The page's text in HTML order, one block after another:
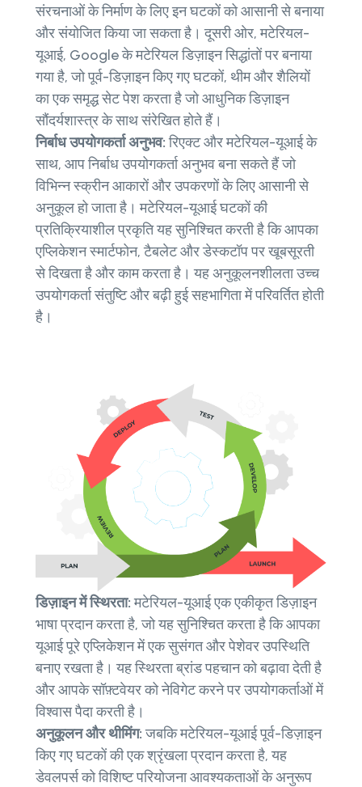
संरचनाओं के निर्माण के लिए इन घटकों को आसानी से बनाया
और संयोजित किया जा सकता है। दूसरी ओर, मटेरियल-
यूआई, Google के मटेरियल डिज़ाइन सिद्धांतों पर बनाया
गया है, जो पूर्व-डिज़ाइन किए गए घटकों, थीम और शैलियों
का एक समृद्ध सेट पेश करता है जो आधुनिक डिज़ाइन
सौंदर्यशास्त्र के साथ संरेखित होते हैं।
निर्बाध उपयोगकर्ता अनुभव:रिएक्ट और मटेरियल-यूआई के
साथ, आप निर्बाध उपयोगकर्ता अनुभव बना सकते हैं जो
विभिन्न स्क्रीन आकारों और उपकरणों के लिए आसानी से
अनुकूल हो जाता है। मटेरियल-यूआई घटकों की
प्रतिक्रियाशील प्रकृति यह सुनिश्चित करती है कि आपका
एप्लिकेशन स्मार्टफोन, टैबलेट और डेस्कटॉप पर खूबसूरती
से दिखता है और काम करता है। यह अनुकूलनशीलता उच्च
उपयोगकर्ता संतुष्टि और बढ़ी हुई सहभागिता में परिवर्तित होती
है।
डिज़ाइन में स्थिरता:मटेरियल-यूआई एक एकीकृत डिज़ाइन
भाषा प्रदान करता है, जो यह सुनिश्चित करता है कि आपका
यूआई पूरे एप्लिकेशन में एक सुसंगत और पेशेवर उपस्थिति
बनाए रखता है। यह स्थिरता ब्रांड पहचान को बढ़ावा देती है
और आपके सॉफ़्टवेयर को नेविगेट करने पर उपयोगकर्ताओं में
विश्वास पैदा करती है।
अनुकूलन और थीमिंग:जबकि मटेरियल-यूआई पूर्व-डिज़ाइन
किए गए घटकों की एक श्रृंखला प्रदान करता है, यह
डेवलपर्स को विशिष्ट परियोजना आवश्यकताओं के अनुरूप